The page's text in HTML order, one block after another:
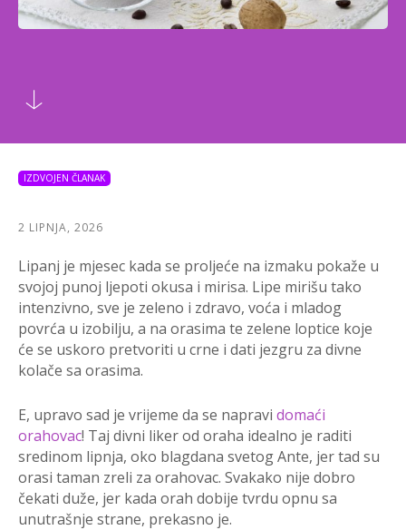
IZDVOJEN ČLANAK
2 LIPNJA, 2026
Lipanj je mjesec kada se proljeće na izmaku pokaže u
svojoj punoj ljepoti okusa i mirisa. Lipe mirišu tako
intenzivno, sve je zeleno i zdravo, voća i mladog
povrća u izobilju, a na orasima te zelene loptice koje
će se uskoro pretvoriti u crne i dati jezgru za divne
kolače sa orasima.
E, upravo sad je vrijeme da se napravi domaći
orahovac! Taj divni liker od oraha idealno je raditi
sredinom lipnja, oko blagdana svetog Ante, jer tad su
orasi taman zreli za orahovac. Svakako nije dobro
čekati duže, jer kada orah dobije tvrdu opnu sa
unutrašnje strane, prekasno je.